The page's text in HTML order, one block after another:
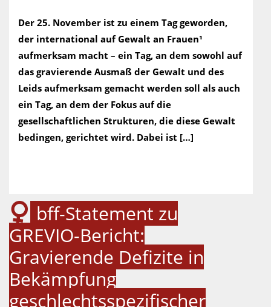
Der 25. November ist zu einem Tag geworden,
der international auf Gewalt an Frauen¹
aufmerksam macht – ein Tag, an dem sowohl auf
das gravierende Ausmaß der Gewalt und des
Leids aufmerksam gemacht werden soll als auch
ein Tag, an dem der Fokus auf die
gesellschaftlichen Strukturen, die diese Gewalt
bedingen, gerichtet wird. Dabei ist […]
bff-Statement zu
GREVIO-Bericht:
Gravierende Defizite in
Bekämpfung
geschlechtsspezifischer